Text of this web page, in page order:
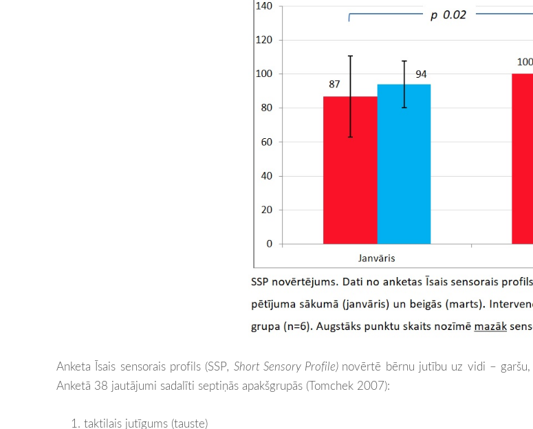
Anketa Īsais sensorais profils (SSP, Short Sensory Profile) novērtē bērnu jutību uz vidi –
Anketā 38 jautājumi sadalīti septiņās apakšgrupās (Tomchek 2007):
taktilais jutīgums (tauste)